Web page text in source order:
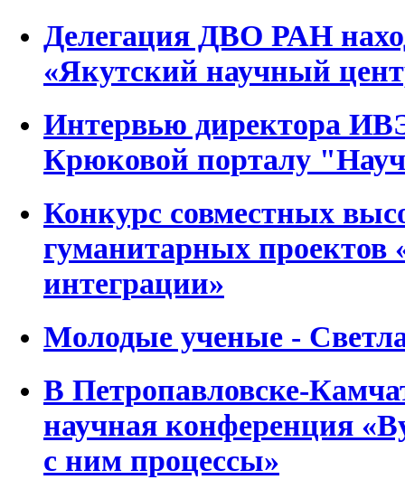
Делегация ДВО РАН
«Якутский научный
Интервью директора
Крюковой порталу
Конкурс совместных
гуманитарных
интеграции»
Молодые ученые -
В Петропавловске-
научная конференция
с ним процессы»